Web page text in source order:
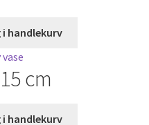
i handlekurv
cm
i handlekurv